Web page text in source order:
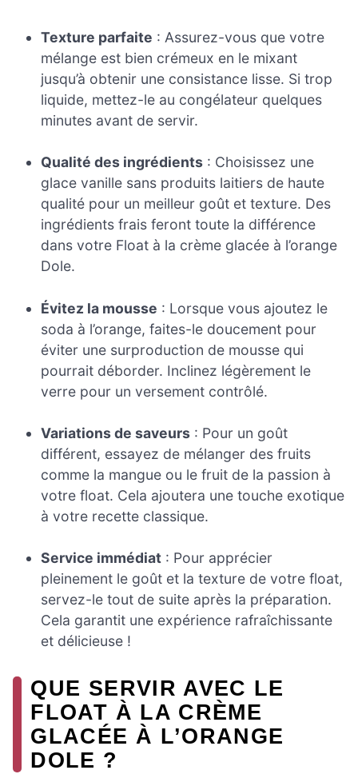
Texture parfaite : Assurez-vous que votre
mélange est bien crémeux en le mixant
jusqu’à obtenir une consistance lisse. Si trop
liquide, mettez-le au congélateur quelques
minutes avant de servir.
Qualité des ingrédients : Choisissez une
glace vanille sans produits laitiers de haute
qualité pour un meilleur goût et texture. Des
ingrédients frais feront toute la différence
dans votre Float à la crème glacée à l’orange
Dole.
Évitez la mousse : Lorsque vous ajoutez le
soda à l’orange, faites-le doucement pour
éviter une surproduction de mousse qui
pourrait déborder. Inclinez légèrement le
verre pour un versement contrôlé.
Variations de saveurs : Pour un goût
différent, essayez de mélanger des fruits
comme la mangue ou le fruit de la passion à
votre float. Cela ajoutera une touche exotique
à votre recette classique.
Service immédiat : Pour apprécier
pleinement le goût et la texture de votre float,
servez-le tout de suite après la préparation.
Cela garantit une expérience rafraîchissante
et délicieuse !
QUE SERVIR AVEC LE
FLOAT À LA CRÈME
GLACÉE À L’ORANGE
DOLE ?